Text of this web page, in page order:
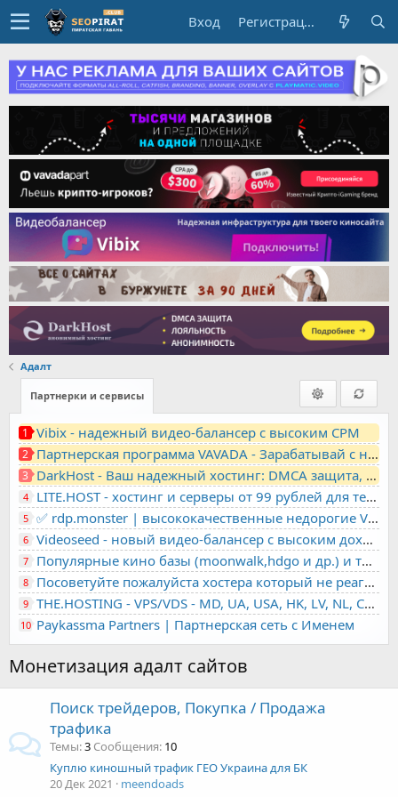
Вход Регистрация
Адалт
Партнерки и сервисы
1 Vibix - надежный видео-балансер с высоким CPM
2 Партнерская программа VAVADA - Зарабатывай с нами!
3 DarkHost - Ваш надежный хостинг: DMCA защита, лояльность, анонимность
4 LITE.HOST - хостинг и серверы от 99 рублей для тех, кто любит не переплачивать. Доступ по SSH, поддержка PHP, GIT, COMPOSER, сертификаты Let's Encrypt
5 ✅ rdp.monster | высококачественные недорогие VPS, RDP - выделенные серверы
6 Videoseed - новый видео-балансер с высоким доходом
7 Популярные кино базы (moonwalk,hdgo и др.) и торренты в одном плеере для вашего сайта
8 Посоветуйте пожалуйста хостера который не реагирует на ркн
9 THE.HOSTING - VPS/VDS - MD, UA, USA, HK, LV, NL, CA, DE, SK, CZE, GB, IL, TR, PL, BG, RO, IT, FL, HU, PT.
10 Paykassma Partners | Партнерская сеть с Именем
Монетизация адалт сайтов
Поиск трейдеров, Покупка / Продажа
трафика
Темы 3 Сообщения 10
Куплю киношный трафик ГЕО Украина для БК
20 Дек 2021
meendoads